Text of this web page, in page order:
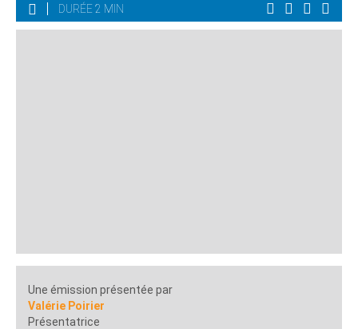
DURÉE 2 MIN
Une émission présentée par
Valérie Poirier
Présentatrice